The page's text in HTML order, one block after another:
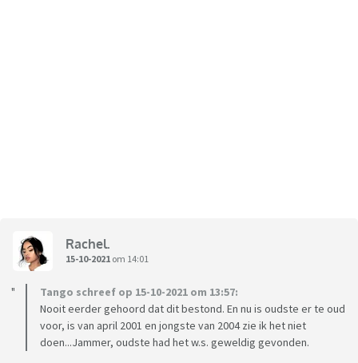
Rachel.
15-10-2021 om 14:01
Tango schreef op 15-10-2021 om 13:57:
Nooit eerder gehoord dat dit bestond. En nu is oudste er te oud
voor, is van april 2001 en jongste van 2004 zie ik het niet
doen...Jammer, oudste had het w.s. geweldig gevonden.